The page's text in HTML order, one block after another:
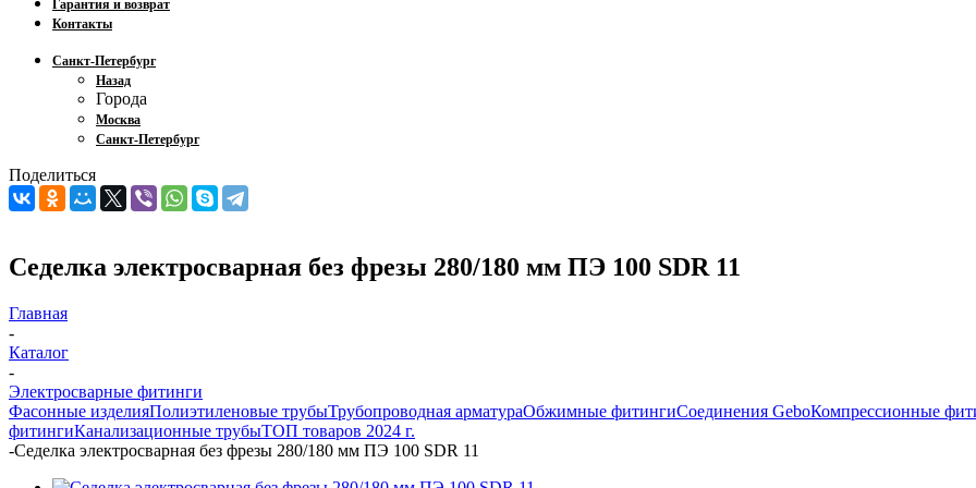
Гарантия и возврат
Контакты
Санкт-Петербург
Назад
Города
Москва
Санкт-Петербург
Поделиться
Седелка электросварная без фрезы 280/180 мм ПЭ 100 SDR 11
Главная
-
Каталог
-
Электросварные фитинги
Фасонные изделияПолиэтиленовые трубыТрубопроводная арматураОбжимные фитингиСоединения GeboКомпрессионные
фитингиКанализационные трубыТОП товаров 2024 г.
-Седелка электросварная без фрезы 280/180 мм ПЭ 100 SDR 11